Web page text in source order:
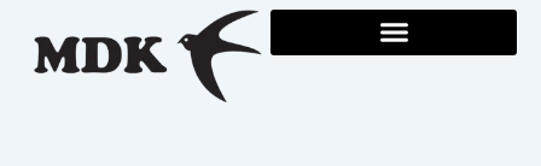
content